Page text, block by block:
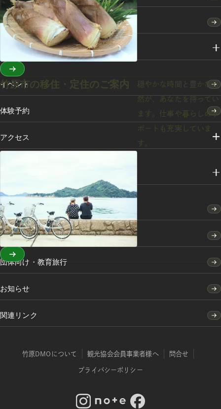
竹原市の移住・定住のご案内
穏やかな時間と豊かな自
然が、あなたを待ってい
ます。仕事や暮らしのサ
ポートも充実していま
す。
特集
スポット・体験
イベント
体験予約
アクセス
竹原市のふるさと納税
竹原市の移住・定住のご案内
団体向け・教育旅行
お知らせ
関連リンク
竹原DMOについて 観光協会会員事業者様へ 問合せ
プライバシーポリシー
Instagram
note Facebook